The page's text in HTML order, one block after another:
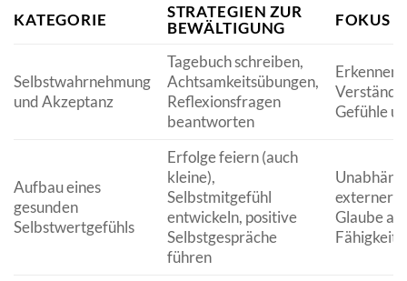
KATEGORIE
STRATEGIEN ZUR
BEWÄLTIGUNG
FOKUS
Selbstwahrnehmung
und Akzeptanz
Tagebuch schreiben,
Achtsamkeitsübungen,
Reflexionsfragen
beantworten
Erkennen
Gefühle
Aufbau eines
gesunden
Selbstwertgefühls
Erfolge feiern (auch
kleine),
Selbstmitgefühl
entwickeln, positive
Selbstgespräche
führen
externer
Glaube an